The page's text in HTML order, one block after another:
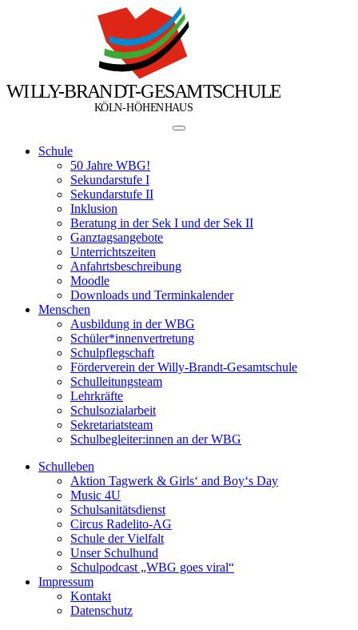
WILLY-BRANDT-GESAMTSCHULE
KÖLN-HÖHENHAUS
Schule
50 Jahre WBG!
Sekundarstufe I
Sekundarstufe II
Inklusion
Beratung in der Sek I und der Sek II
Ganztagsangebote
Unterrichtszeiten
Anfahrtsbeschreibung
Moodle
Downloads und Terminkalender
Menschen
Ausbildung in der WBG
Schüler*innenvertretung
Schulpflegschaft
Förderverein der Willy-Brandt-Gesamtschule
Schulleitungsteam
Lehrkräfte
Schulsozialarbeit
Sekretariatsteam
Schulbegleiter:innen an der WBG
Schulleben
Aktion Tagwerk & Girls‘ and Boy‘s Day
Music 4U
Schulsanitätsdienst
Circus Radelito-AG
Schule der Vielfalt
Unser Schulhund
Schulpodcast „WBG goes viral“
Impressum
Kontakt
Datenschutz